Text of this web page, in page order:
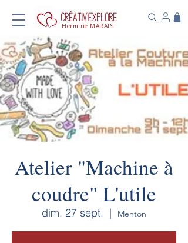
Hermine MARAIS
Atelier "Machine à
coudre" L'utile
dim. 27 sept.
  |
Menton